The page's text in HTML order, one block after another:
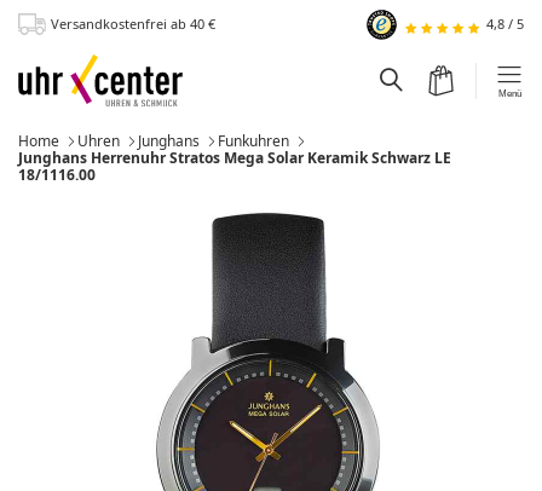
Hauptinhalt
Versandkostenfrei ab 40 € 4,8 / 5
Menü
Warenkorb
Suchfeld
Home Uhren Junghans
Funkuhren
Momentan:
Junghans Herrenuhr Stratos Mega Solar Keramik Schwarz LE
18/1116.00